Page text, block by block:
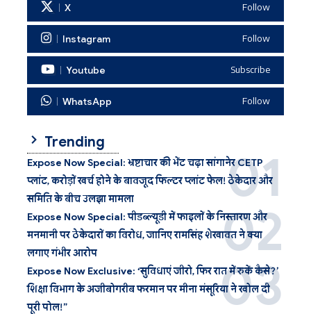
X Follow
Instagram Follow
Youtube Subscribe
WhatsApp Follow
Trending
Expose Now Special: भ्रष्टाचार की भेंट चढ़ा सांगानेर CETP
प्लांट, करोड़ों खर्च होने के बावजूद फिल्टर प्लांट फेल! ठेकेदार और
समिति के बीच उलझा मामला
Expose Now Special: पीडब्ल्यूडी में फाइलों के निस्तारण और
मनमानी पर ठेकेदारों का विरोध, जानिए रामसिंह शेखावत ने क्या
लगाए गंभीर आरोप
Expose Now Exclusive: ‘सुविधाएं जीरो, फिर रात में रुकें कैसे?’
शिक्षा विभाग के अजीबोगरीब फरमान पर मीना मंसूरिया ने खोल दी
पूरी पोल!”